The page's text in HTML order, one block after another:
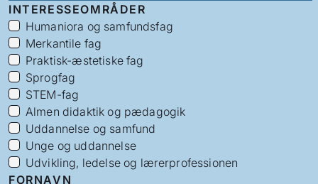
INTERESSEOMRÅDER
Humaniora og samfundsfag
Merkantile fag
Praktisk-æstetiske fag
Sprogfag
STEM-fag
Almen didaktik og pædagogik
Uddannelse og samfund
Unge og uddannelse
Udvikling, ledelse og lærerprofessionen
FORNAVN